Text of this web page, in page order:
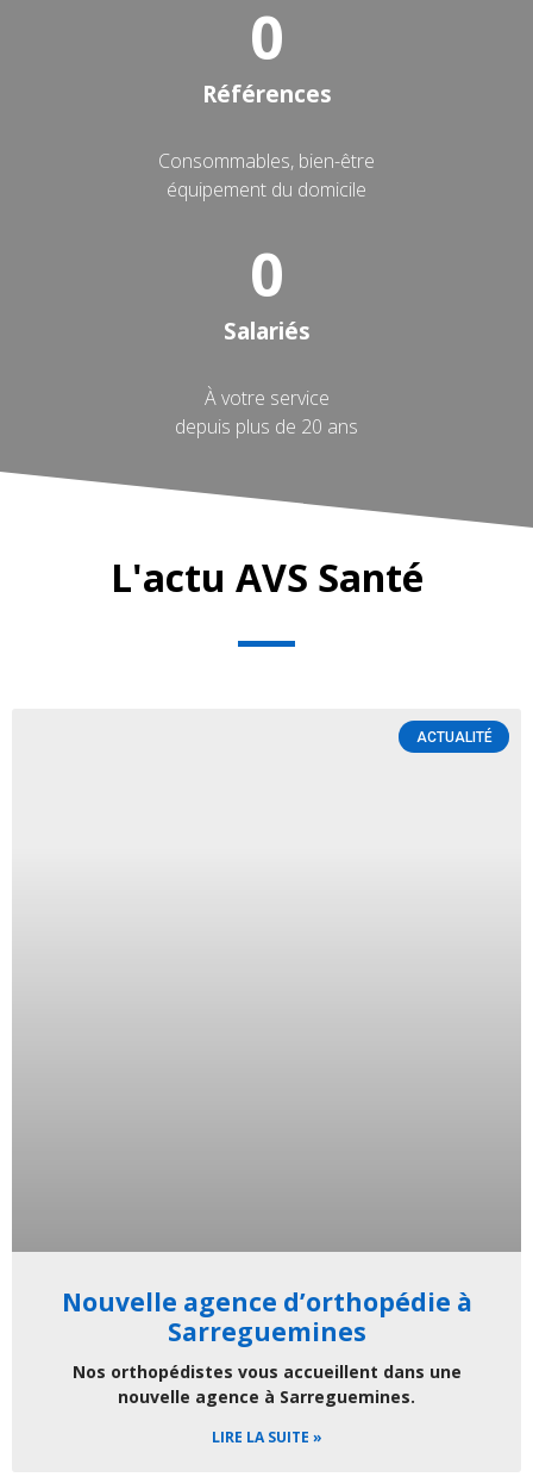
Références
0
Consommables, bien-être
équipement du domicile
Salariés
0
À votre service
depuis plus de 20 ans
L'actu AVS Santé
ACTUALITÉ
Nouvelle agence d’orthopédie à
Sarreguemines
Nos orthopédistes vous accueillent dans une
nouvelle agence à Sarreguemines.
LIRE LA SUITE »